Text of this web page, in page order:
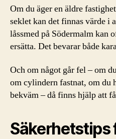
Om du äger en äldre
seklet kan det finnas värde i
låssmed på Södermalm kan
ersätta. Det bevarar både
Och om något går fel – om
om cylindern fastnat, om du
bekväm – då finns hjälp att
Säkerhetstips